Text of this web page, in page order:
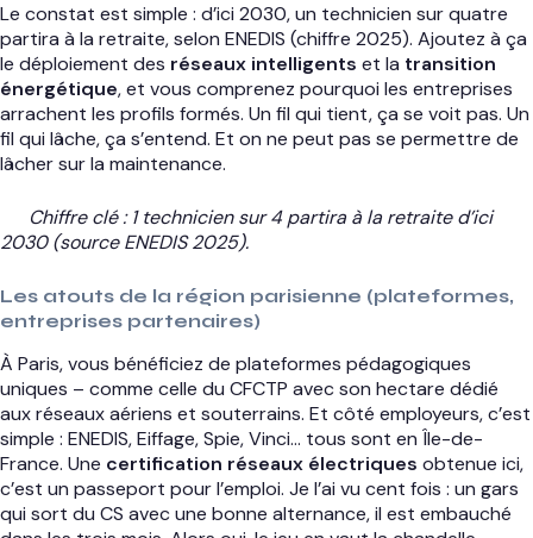
Le constat est simple : d’ici 2030, un technicien sur quatre
partira à la retraite, selon ENEDIS (chiffre 2025). Ajoutez à ça
le déploiement des réseaux intelligents et la transition
énergétique, et vous comprenez pourquoi les entreprises
arrachent les profils formés. Un fil qui tient, ça se voit pas. Un
fil qui lâche, ça s’entend. Et on ne peut pas se permettre de
lâcher sur la maintenance.
Chiffre clé : 1 technicien sur 4 partira à la retraite d’ici
2030 (source ENEDIS 2025).
Les atouts de la région parisienne (plateformes,
entreprises partenaires)
À Paris, vous bénéficiez de plateformes pédagogiques
uniques – comme celle du CFCTP avec son hectare dédié
aux réseaux aériens et souterrains. Et côté employeurs, c’est
simple : ENEDIS, Eiffage, Spie, Vinci… tous sont en Île-de-
France. Une certification réseaux électriques obtenue ici,
c’est un passeport pour l’emploi. Je l’ai vu cent fois : un gars
qui sort du CS avec une bonne alternance, il est embauché